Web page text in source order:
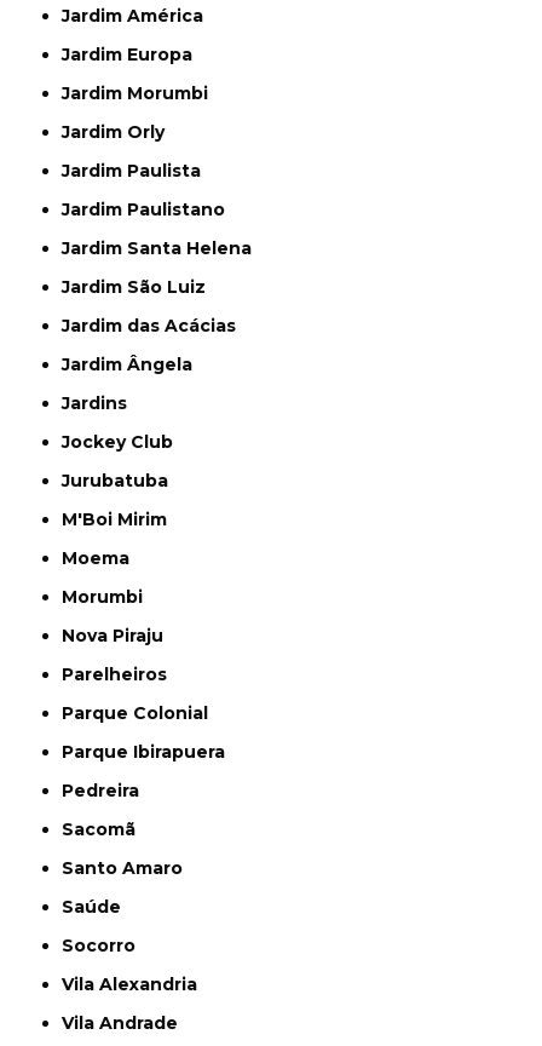
Jardim América
Jardim Europa
Jardim Morumbi
Jardim Orly
Jardim Paulista
Jardim Paulistano
Jardim Santa Helena
Jardim São Luiz
Jardim das Acácias
Jardim Ângela
Jardins
Jockey Club
Jurubatuba
M'Boi Mirim
Moema
Morumbi
Nova Piraju
Parelheiros
Parque Colonial
Parque Ibirapuera
Pedreira
Sacomã
Santo Amaro
Saúde
Socorro
Vila Alexandria
Vila Andrade